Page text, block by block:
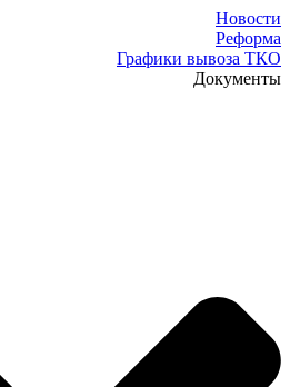
Новости
Реформа
Графики вывоза ТКО
Документы